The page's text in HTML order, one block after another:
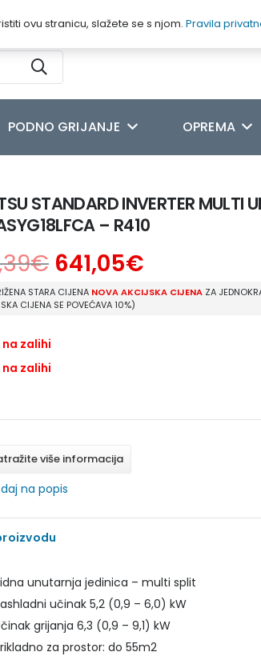
PODNO GRIJANJE OPREMA
STANDARD INVERTER MULTI
– R410
€ 641,05€
STARA CIJENA NOVA AKCIJSKA CIJENA ZA
CIJENA SE POVEĆAVA 10%)
na zalihi
na zalihi
više informacija
na popis
unutarnja jedinica – multi split
učinak 5,2 (0,9 – 6,0) kW
grijanja 6,3 (0,9 – 9,1) kW
za prostor: do 55m2
ovu stranicu, slažete se s njom. Pravila